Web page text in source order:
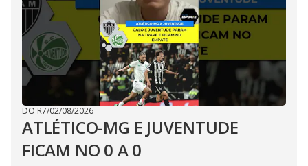
DO R7/02/08/2026
ATLÉTICO-MG E JUVENTUDE
FICAM NO 0 A 0